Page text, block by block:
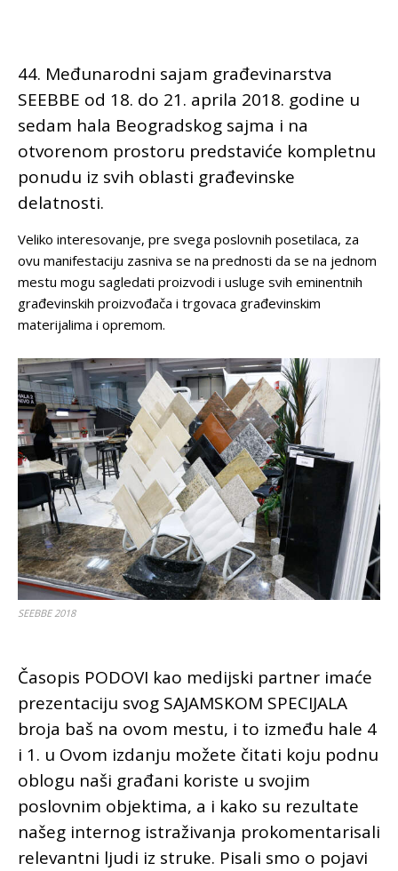
44. Međunarodni sajam građevinarstva
SEEBBE od 18. do 21. aprila 2018. godine u
sedam hala Beogradskog sajma i na
otvorenom prostoru predstaviće kompletnu
ponudu iz svih oblasti građevinske
delatnosti.
Veliko interesovanje, pre svega poslovnih posetilaca, za
ovu manifestaciju zasniva se na prednosti da se na jednom
mestu mogu sagledati proizvodi i usluge svih eminentnih
građevinskih proizvođača i trgovaca građevinskim
materijalima i opremom.
SEEBBE 2018
Časopis PODOVI kao medijski partner imaće
prezentaciju svog SAJAMSKOM SPECIJALA
broja baš na ovom mestu, i to između hale 4
i 1. u Ovom izdanju možete čitati koju podnu
oblogu naši građani koriste u svojim
poslovnim objektima, a i kako su rezultate
našeg internog istraživanja prokomentarisali
relevantni ljudi iz struke. Pisali smo o pojavi